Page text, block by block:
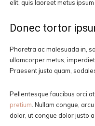
elit, quis laoreet metus
Donec tortor
Pharetra ac malesuada in,
ullamcorper metus,
Praesent justo quam,
Pellentesque faucibus orci
pretium . Nullam congue,
dolor, ut congue dolor justo a